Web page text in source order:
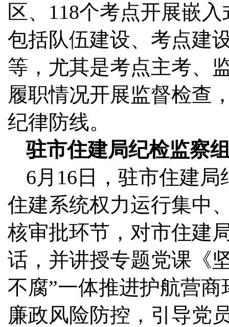
区、118个考点开展嵌
包括队伍建设、考点建
等，尤其是考点主考、
履职情况开展监督检查
纪律防线。
驻市住建局纪检监察
6月16日，驻市住建
住建系统权力运行集中
核审批环节，对市住建
话，并讲授专题党课《
不腐”一体推进护航营
廉政风险防控，引导党